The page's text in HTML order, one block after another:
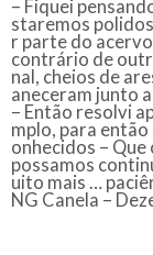
– Fiquei
staremos polidos
r parte do
contrário de
nal, cheios de
aneceram junto
– Então resolvi
mplo, para
onhecidos – Que
possamos
uito mais …
NG Canela –